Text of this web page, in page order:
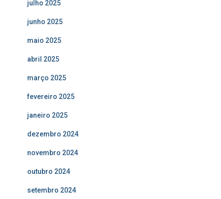
julho 2025
junho 2025
maio 2025
abril 2025
março 2025
fevereiro 2025
janeiro 2025
dezembro 2024
novembro 2024
outubro 2024
setembro 2024